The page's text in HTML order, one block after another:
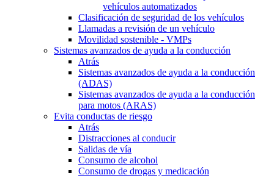
vehículos automatizados
Clasificación de seguridad de los vehículos
Llamadas a revisión de un vehículo
Movilidad sostenible - VMPs
Sistemas avanzados de ayuda a la conducción
Atrás
Sistemas avanzados de ayuda a la conducción
(ADAS)
Sistemas avanzados de ayuda a la conducción
para motos (ARAS)
Evita conductas de riesgo
Atrás
Distracciones al conducir
Salidas de vía
Consumo de alcohol
Consumo de drogas y medicación